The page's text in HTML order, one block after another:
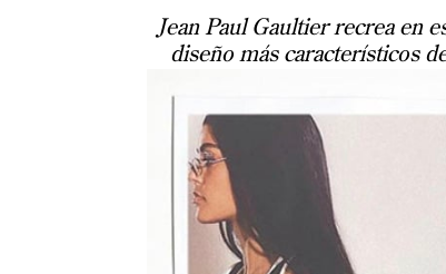
Jean Paul Gaultier recrea en
diseño más característicos